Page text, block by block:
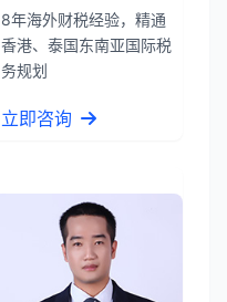
8年海外财税经验，精通
香港、泰国东南亚国际税
务规划
立即咨询